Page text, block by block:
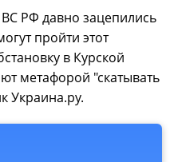
РФ давно зацепились
пройти этот
в Курской
метафорой "скатывать
Украина.ру.